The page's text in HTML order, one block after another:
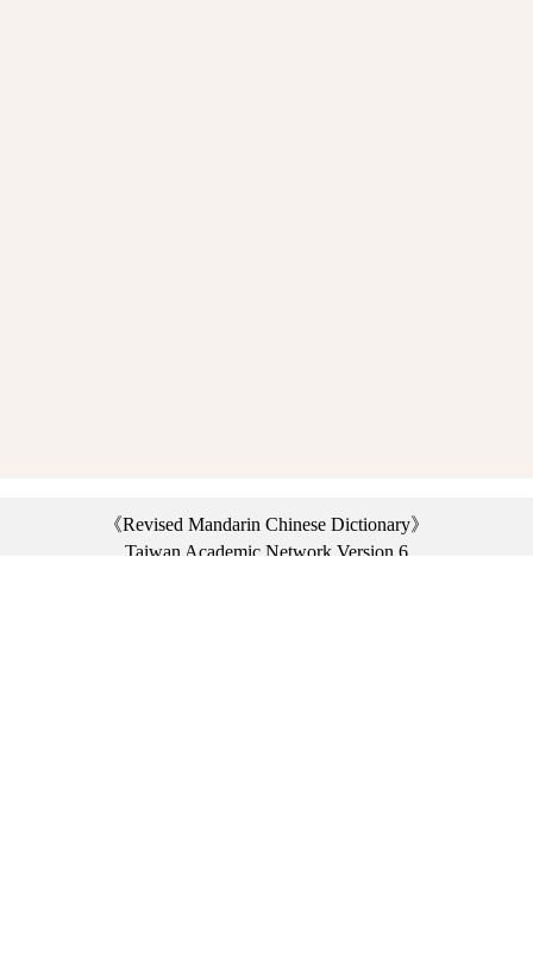
《Revised Mandarin Chinese Dictionary》
Taiwan Academic Network Version 6